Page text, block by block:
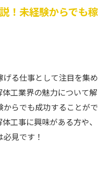
！未経験からでも稼
る仕事として注目を集め
工業界の魅力について解
らでも成功することがで
工事に興味がある方や、
見です！